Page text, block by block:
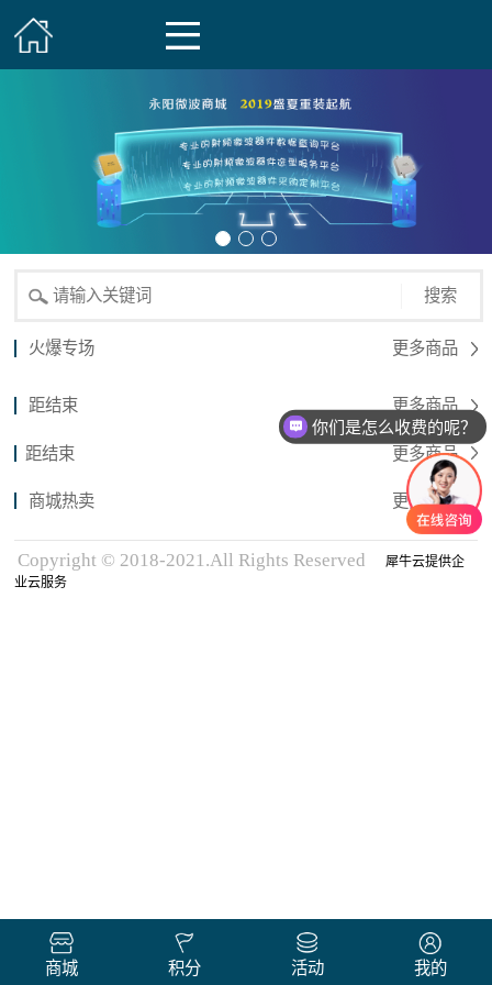
搜索
火爆专场 更多商品
距结束 更多商品
距结束 更多商品
商城热卖 更多商品
Copyright © 2018-2021.All Rights Reserved
犀牛云提供企
业云服务
商城 积分 活动 我的
你们是怎么收费的呢？